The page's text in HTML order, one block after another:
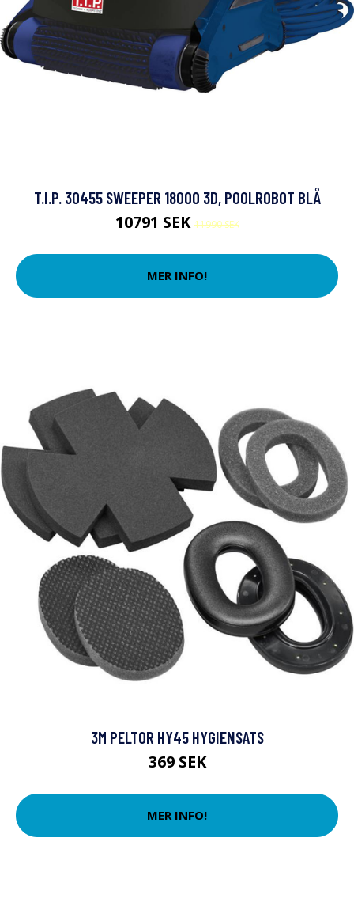
T.I.P. 30455 SWEEPER 18000 3D, POOLROBOT BLÅ
10791 SEK11990 SEK
MER INFO!
3M PELTOR HY45 HYGIENSATS
369 SEK
MER INFO!